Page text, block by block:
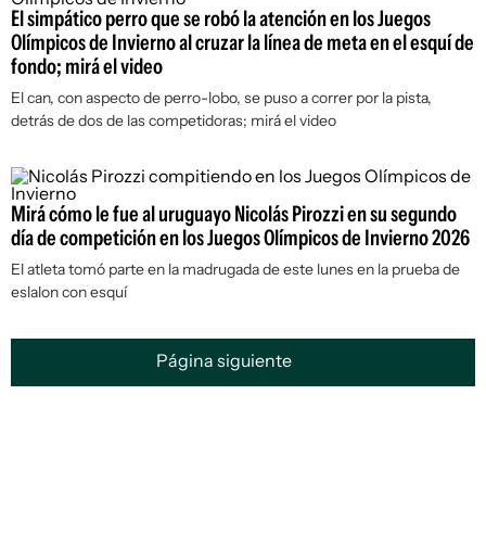
El simpático perro que se robó la atención en los Juegos
Olímpicos de Invierno al cruzar la línea de meta en el esquí de
fondo; mirá el video
El can, con aspecto de perro-lobo, se puso a correr por la pista,
detrás de dos de las competidoras; mirá el video
Mirá cómo le fue al uruguayo Nicolás Pirozzi en su segundo
día de competición en los Juegos Olímpicos de Invierno 2026
El atleta tomó parte en la madrugada de este lunes en la prueba de
eslalon con esquí
Página siguiente